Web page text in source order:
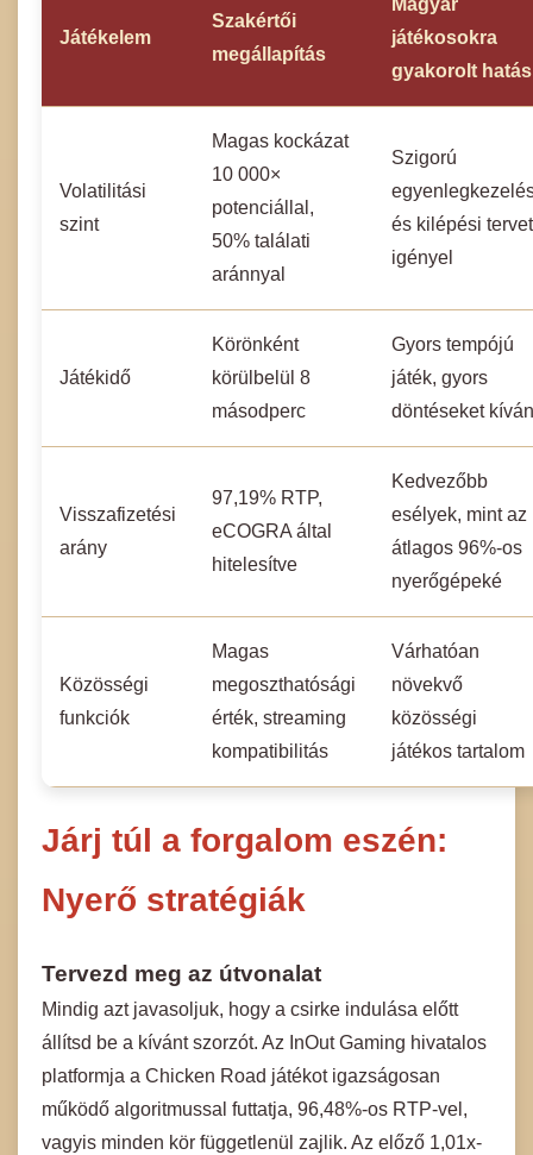
Játékelem
Szakértői
megállapítás
Magyar
játékosokra
gyakorolt hatás
Volatilitási
szint
Magas kockázat
10 000×
potenciállal,
50% találati
aránnyal
Szigorú
és kilépési tervet
igényel
Játékidő
Körönként
körülbelül 8
másodperc
Gyors tempójú
játék, gyors
döntéseket kíván
Visszafizetési
arány
97,19% RTP,
eCOGRA által
hitelesítve
Kedvezőbb
esélyek, mint az
átlagos 96%-os
nyerőgépeké
Közösségi
funkciók
Magas
megoszthatósági
érték, streaming
kompatibilitás
Várhatóan
növekvő
közösségi
játékos tartalom
Járj túl a forgalom eszén:
Nyerő stratégiák
Tervezd meg az útvonalat
Mindig azt javasoljuk, hogy a csirke indulása előtt
állítsd be a kívánt szorzót. Az InOut Gaming hivatalos
platformja a Chicken Road játékot igazságosan
működő algoritmussal futtatja, 96,48%-os RTP-vel,
vagyis minden kör függetlenül zajlik. Az előző 1,01x-